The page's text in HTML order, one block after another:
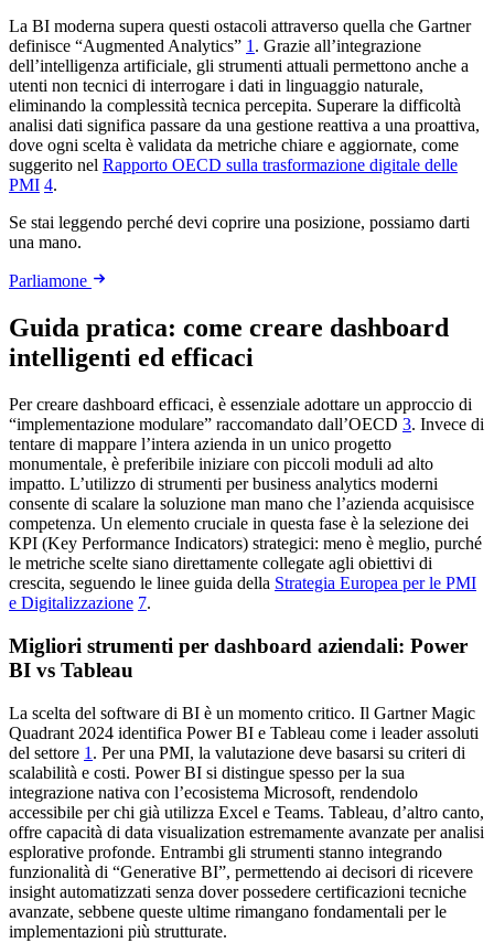
La BI moderna supera questi ostacoli attraverso quella che Gartner
definisce “Augmented Analytics” 1 . Grazie all’integrazione
dell’intelligenza artificiale, gli strumenti attuali permettono anche a
utenti non tecnici di interrogare i dati in linguaggio naturale,
eliminando la complessità tecnica percepita. Superare la difficoltà
analisi dati significa passare da una gestione reattiva a una proattiva,
dove ogni scelta è validata da metriche chiare e aggiornate, come
suggerito nel Rapporto OECD sulla trasformazione digitale delle
PMI 4.
Se stai leggendo perché devi coprire una posizione, possiamo darti
una mano.
Parliamone
Guida pratica: come creare dashboard
intelligenti ed efficaci
Per creare dashboard efficaci, è essenziale adottare un approccio di
“implementazione modulare” raccomandato dall’OECD 3. Invece di
tentare di mappare l’intera azienda in un unico progetto
monumentale, è preferibile iniziare con piccoli moduli ad alto
impatto. L’utilizzo di strumenti per business analytics moderni
consente di scalare la soluzione man mano che l’azienda acquisisce
competenza. Un elemento cruciale in questa fase è la selezione dei
KPI (Key Performance Indicators) strategici: meno è meglio, purché
le metriche scelte siano direttamente collegate agli obiettivi di
crescita, seguendo le linee guida della Strategia Europea per le PMI
e Digitalizzazione 7.
Migliori strumenti per dashboard aziendali: Power
BI vs Tableau
La scelta del software di BI è un momento critico. Il Gartner Magic
Quadrant 2024 identifica Power BI e Tableau come i leader assoluti
del settore 1 . Per una PMI, la valutazione deve basarsi su criteri di
scalabilità e costi. Power BI si distingue spesso per la sua
integrazione nativa con l’ecosistema Microsoft, rendendolo
accessibile per chi già utilizza Excel e Teams. Tableau, d’altro canto,
offre capacità di data visualization estremamente avanzate per analisi
esplorative profonde. Entrambi gli strumenti stanno integrando
funzionalità di “Generative BI”, permettendo ai decisori di ricevere
insight automatizzati senza dover possedere certificazioni tecniche
avanzate, sebbene queste ultime rimangano fondamentali per le
implementazioni più strutturate.